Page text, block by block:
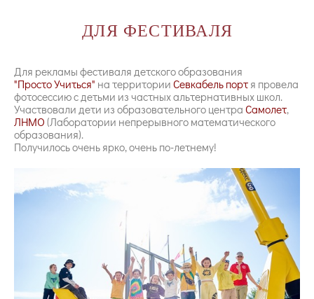
ДЛЯ ФЕСТИВАЛЯ
Для рекламы фестиваля детского образования
"Просто Учиться" на территории Севкабель порт я провела
фотосессию с детьми из частных альтернативных школ.
Участвовали дети из образовательного центра Самолет,
ЛНМО (Лаборатории непрерывного математического
образования).
Получилось очень ярко, очень по-летнему!